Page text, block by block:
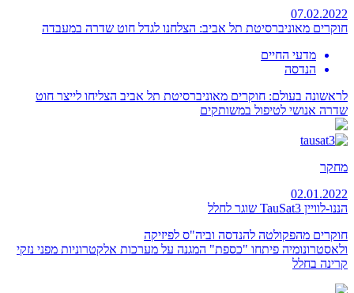
07.02.2022
חוקרים מאוניברסיטת תל אביב: הצלחנו לגדל חוט שדרה במעבדה
מדעי החיים
הנדסה
לראשונה בעולם: חוקרים מאוניברסיטת תל אביב הצליחו לייצר חוט
שדרה אנושי לטיפול במשותקים
מחקר
02.01.2022
הננו-לוויין TauSat3 שוגר לחלל
חוקרים מהפקולטה להנדסה וביה"ס לפיזיקה
ולאסטרונומיה פיתחו "כספת" המגנה על מערכות אלקטרוניות מפני נזקי
קרינה בחלל